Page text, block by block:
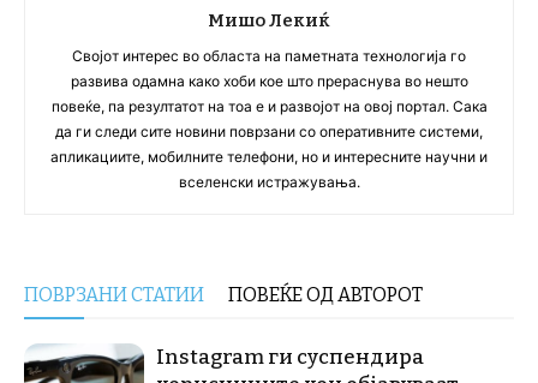
Мишо Лекиќ
Својот интерес во областа на паметната технологија го
развива одамна како хоби кое што прераснува во нешто
повеќе, па резултатот на тоа е и развојот на овој портал. Сака
да ги следи сите новини поврзани со оперативните системи,
апликациите, мобилните телефони, но и интересните научни и
вселенски истражувања.
ПОВРЗАНИ СТАТИИ ПОВЕЌЕ ОД АВТОРОТ
Instagram ги суспендира